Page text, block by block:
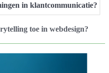
in klantcommunicatie?
toe in webdesign?